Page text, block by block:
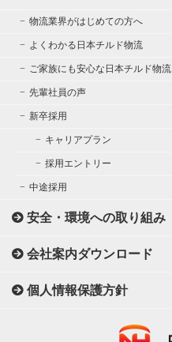
物流業界がはじめての方へ
よくわかる日本チルド物流
ご家族にも安心な日本チルド物流
先輩社員の声
新卒採用
キャリアプラン
採用エントリー
中途採用
安全・環境への取り組み
会社案内ダウンロード
個人情報保護方針